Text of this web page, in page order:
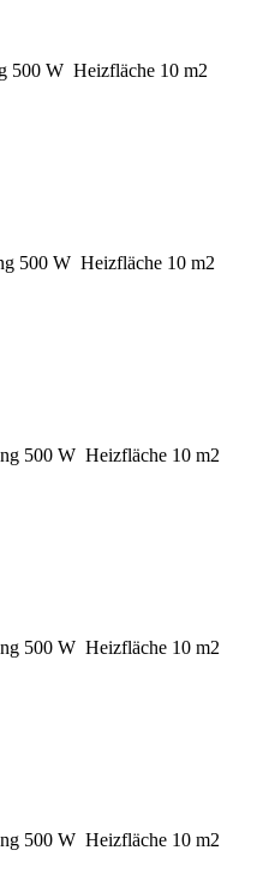
500 W Heizfläche 10 m2
500 W Heizfläche 10 m2
500 W Heizfläche 10 m2
500 W Heizfläche 10 m2
500 W Heizfläche 10 m2